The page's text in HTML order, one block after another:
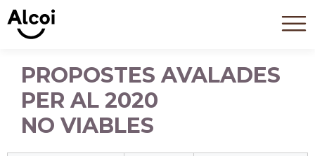
PROPOSTES AVALADES
PER AL 2020
NO VIABLES